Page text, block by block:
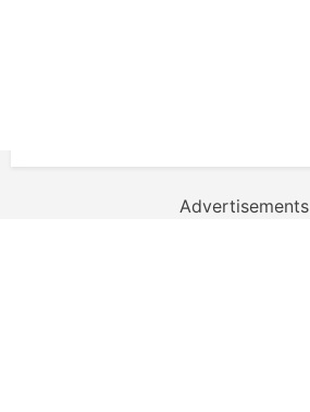
Advertisements